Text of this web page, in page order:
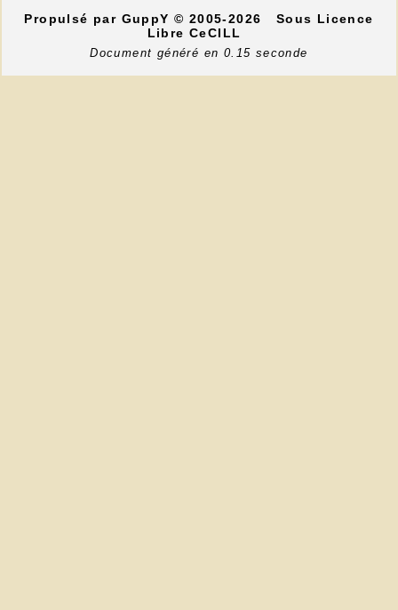
Propulsé par GuppY© 2005-2026
Sous Licence
Libre CeCILL
Document généré en 0.15 seconde